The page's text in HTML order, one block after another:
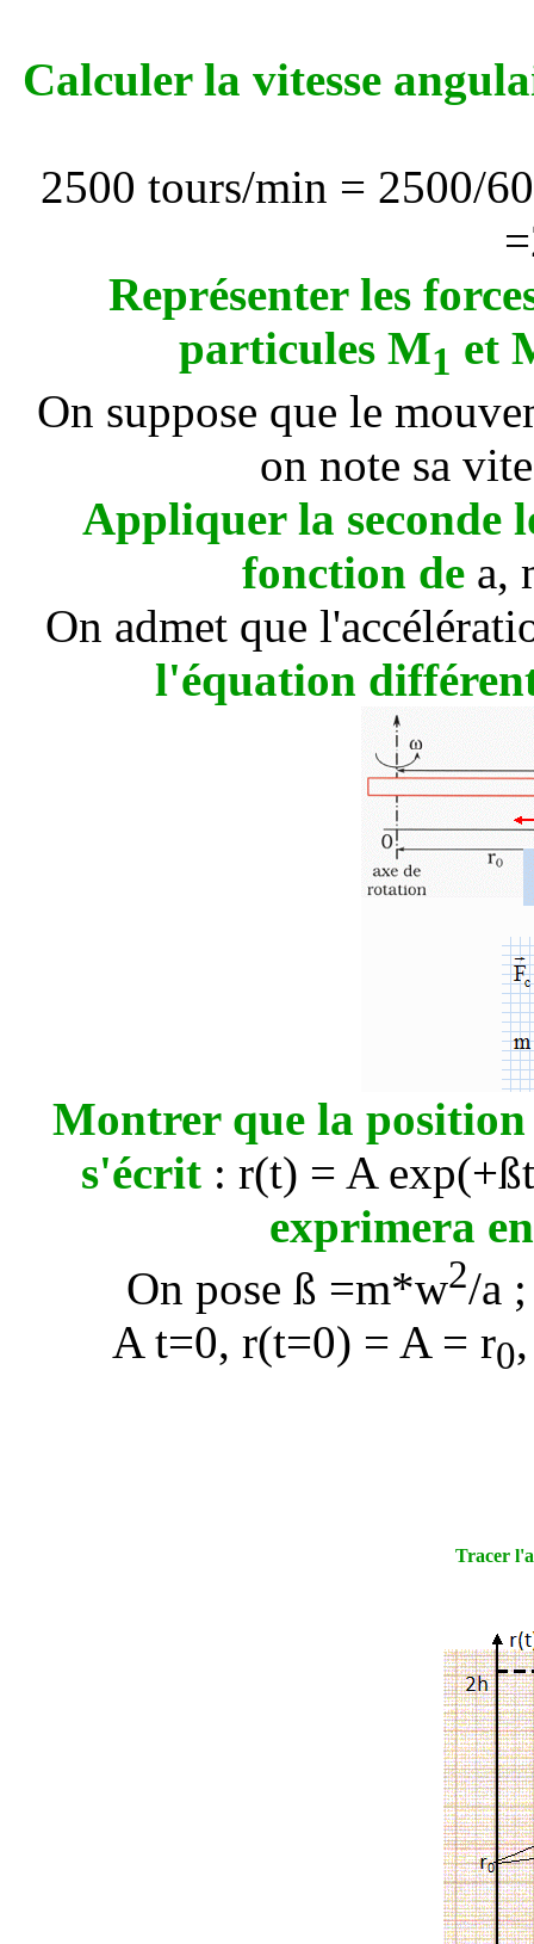
Calculer la vitesse
2500 tours/min = 2500/
Représenter les
particules M1 et
On suppose que le
on note sa
Appliquer la seconde
fonction de a,
On admet que
l'équation
Montrer que la
s'écrit : r(t) = A
exprimera
On pose ß =m*w2/a
A t=0, r(t=0) = A = r0
Tracer